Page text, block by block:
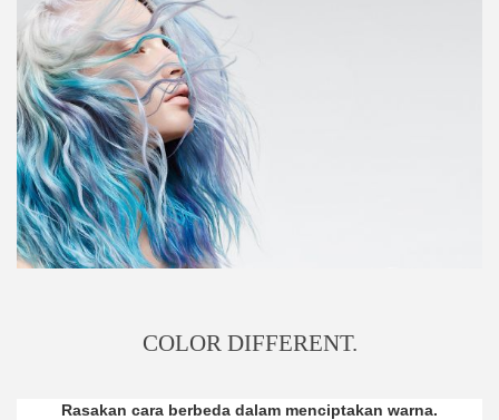
COLOR DIFFERENT.
Rasakan cara berbeda dalam menciptakan warna.